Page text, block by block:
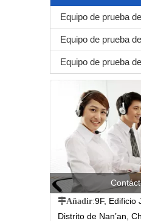
Equipo de prueba
Equipo de prueba
Añadir:9F, Edificio
Distrito de Nan’an,